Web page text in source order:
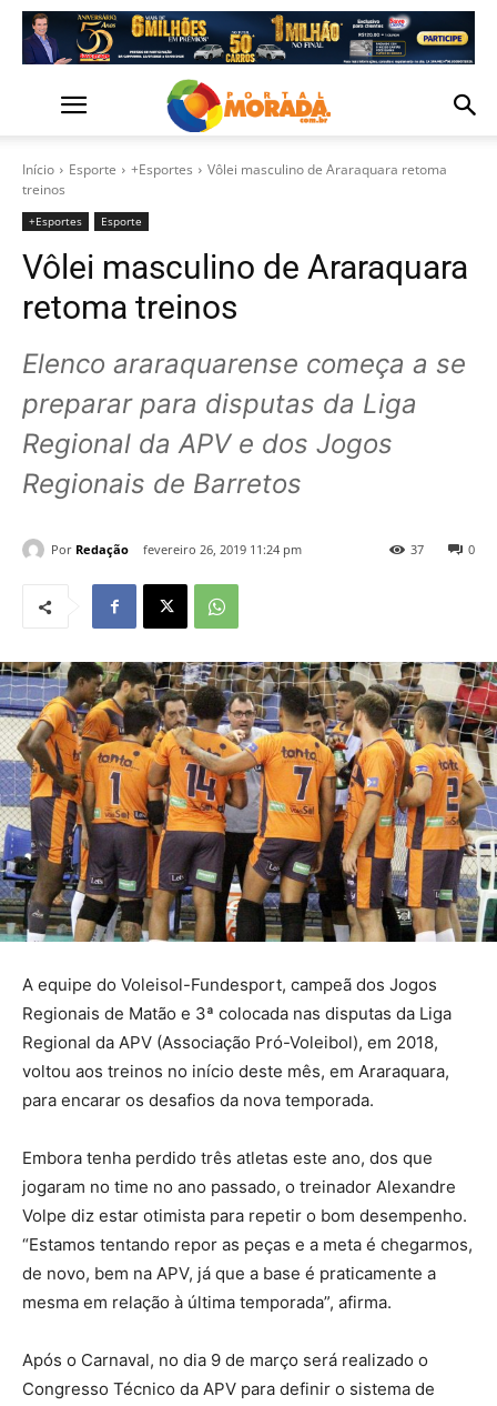
Início Esporte +Esportes
Vôlei masculino de Araraquara retoma
treinos
+Esportes Esporte
Vôlei masculino de Araraquara
retoma treinos
Elenco araraquarense começa a se
preparar para disputas da Liga
Regional da APV e dos Jogos
Regionais de Barretos
Por Redação fevereiro 26, 2019 11:24 pm 0
37
A equipe do Voleisol-Fundesport, campeã dos Jogos
Regionais de Matão e 3ª colocada nas disputas da Liga
Regional da APV (Associação Pró-Voleibol), em 2018,
voltou aos treinos no início deste mês, em Araraquara,
para encarar os desafios da nova temporada.
Embora tenha perdido três atletas este ano, dos que
jogaram no time no ano passado, o treinador Alexandre
Volpe diz estar otimista para repetir o bom desempenho.
“Estamos tentando repor as peças e a meta é chegarmos,
de novo, bem na APV, já que a base é praticamente a
mesma em relação à última temporada”, afirma.
Após o Carnaval, no dia 9 de março será realizado o
Congresso Técnico da APV para definir o sistema de